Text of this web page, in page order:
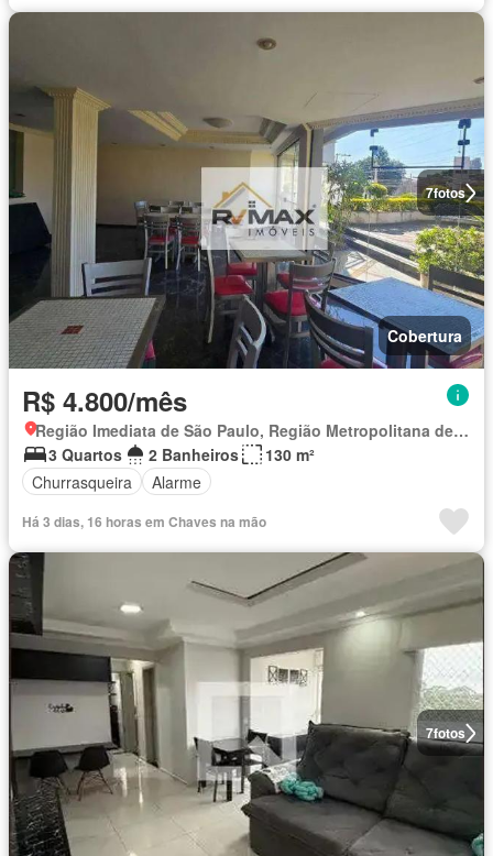
7fotos
Cobertura
R$ 4.800/mês
Região Imediata de São Paulo, Região Metropolitana de São Paulo
3 Quartos
2 Banheiros
130 m²
Churrasqueira
Alarme
Há 3 dias, 16 horas em Chaves na mão
7fotos